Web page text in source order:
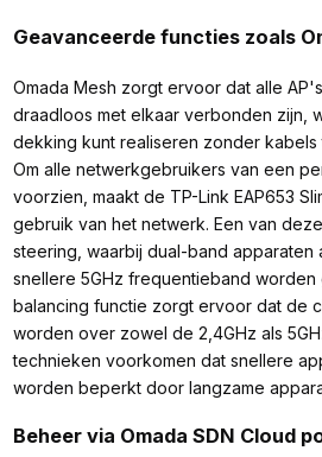
Geavanceerde functies zoals
Omada Mesh zorgt ervoor dat alle
draadloos met elkaar verbonden zijn,
dekking kunt realiseren zonder
Om alle netwerkgebruikers van een
voorzien, maakt de TP-Link EAP653
gebruik van het netwerk. Een van
steering, waarbij dual-band apparaten
snellere 5GHz frequentieband worden
balancing functie zorgt ervoor dat de
worden over zowel de 2,4GHz als
technieken voorkomen dat snellere
worden beperkt door langzame
Beheer via Omada SDN Cloud